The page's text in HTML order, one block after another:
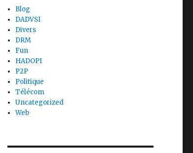
Blog
DADVSI
Divers
DRM
Fun
HADOPI
P2P
Politique
Télécom
Uncategorized
Web